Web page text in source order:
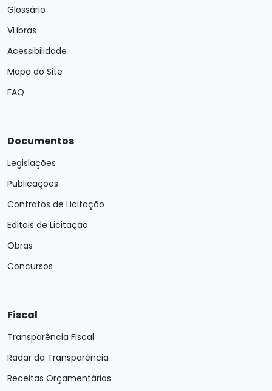
Glossário
VLibras
Acessibilidade
Mapa do Site
FAQ
Documentos
Legislações
Publicações
Contratos de Licitação
Editais de Licitação
Obras
Concursos
Fiscal
Transparência Fiscal
Radar da Transparência
Receitas Orçamentárias